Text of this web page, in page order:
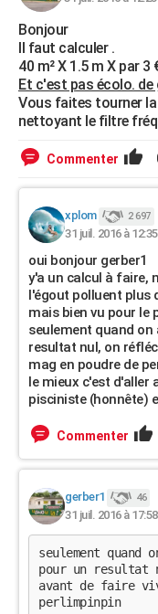
Bonjour
Il faut calculer .
40 m² X 1.5 m X par
Et c'est pas écolo. de
Vous faites tourner la
nettoyant le filtre
Commenter
xplom 2 697
31 juil. 2016 à 12:35
oui bonjour gerber1
y'a un calcul à faire,
l'égout polluent plus
mais bien vu pour le
seulement quand on
resultat nul, on
mag en poudre de
le mieux c'est d'aller
pisciniste (honnête)
Commenter
gerber1 46
31 juil. 2016 à 17:58
seulement quand
pour un resultat
avant de faire
perlimpinpin